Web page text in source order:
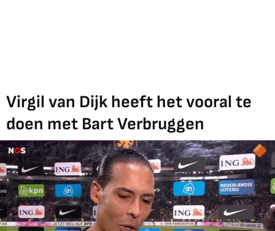
Virgil van Dijk heeft het vooral te
doen met Bart Verbruggen